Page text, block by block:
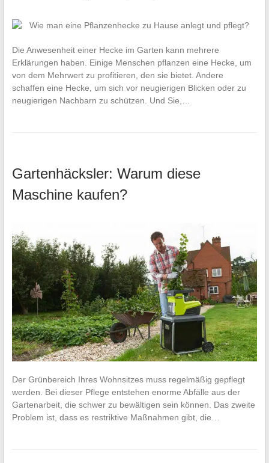
Die Anwesenheit einer Hecke im Garten kann mehrere
Erklärungen haben. Einige Menschen pflanzen eine Hecke, um
von dem Mehrwert zu profitieren, den sie bietet. Andere
schaffen eine Hecke, um sich vor neugierigen Blicken oder zu
neugierigen Nachbarn zu schützen. Und Sie,…
Gartenhäcksler: Warum diese
Maschine kaufen?
Der Grünbereich Ihres Wohnsitzes muss regelmäßig gepflegt
werden. Bei dieser Pflege entstehen enorme Abfälle aus der
Gartenarbeit, die schwer zu bewältigen sein können. Das zweite
Problem ist, dass es restriktive Maßnahmen gibt, die…